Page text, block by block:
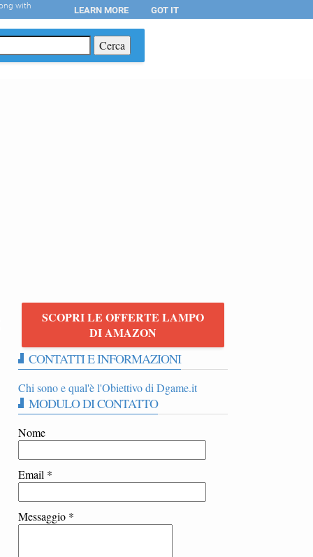
SCOPRI LE OFFERTE LAMPO
DI AMAZON
CONTATTI E INFORMAZIONI
Chi sono e qual'è l'Obiettivo di Dgame.it
MODULO DI CONTATTO
Nome
Email *
Messaggio *
with LEARN MORE GOT IT